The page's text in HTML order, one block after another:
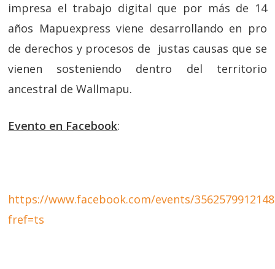
impresa el trabajo digital que por más de 14
años Mapuexpress viene desarrollando en pro
de derechos y procesos de justas causas que se
vienen sosteniendo dentro del territorio
ancestral de Wallmapu.
Evento en Facebook:
https://www.facebook.com/events/
fref=ts